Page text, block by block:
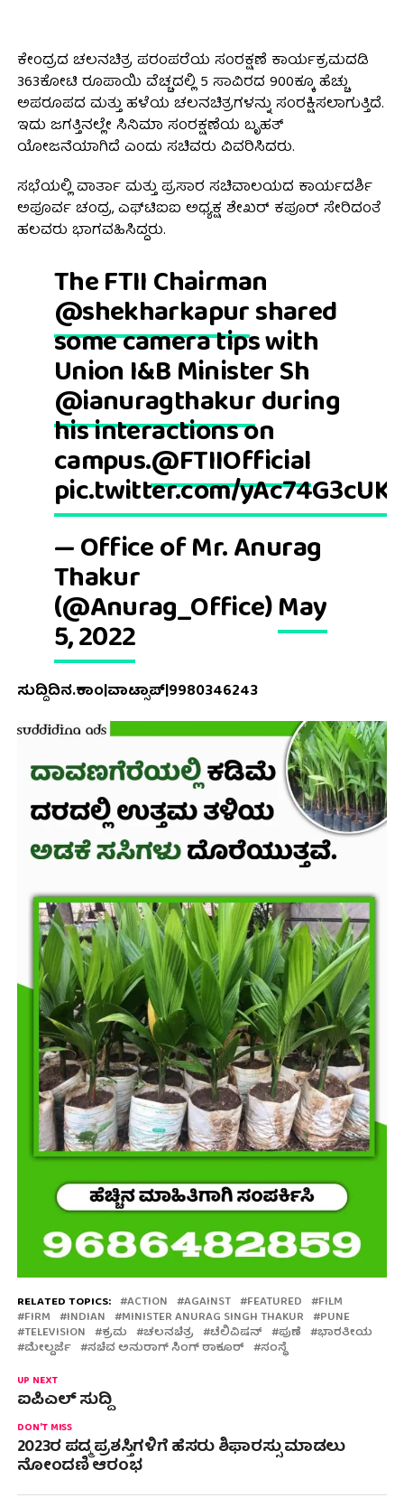
ಕೇಂದ್ರದ ಚಲನಚಿತ್ರ ಪರಂಪರೆಯ ಸಂರಕ್ಷಣೆ ಕಾರ್ಯಕ್ರಮದಡಿ
363ಕೋಟಿ ರೂಪಾಯಿ ವೆಚ್ಚದಲ್ಲಿ 5 ಸಾವಿರದ 900ಕ್ಕೂ ಹೆಚ್ಚು
ಅಪರೂಪದ ಮತ್ತು ಹಳೆಯ ಚಲನಚಿತ್ರಗಳನ್ನು ಸಂರಕ್ಷಿಸಲಾಗುತ್ತಿದೆ.
ಇದು ಜಗತ್ತಿನಲ್ಲೇ ಸಿನಿಮಾ ಸಂರಕ್ಷಣೆಯ ಬೃಹತ್
ಯೋಜನೆಯಾಗಿದೆ ಎಂದು ಸಚಿವರು ವಿವರಿಸಿದರು.
ಸಭೆಯಲ್ಲಿ ವಾರ್ತಾ ಮತ್ತು ಪ್ರಸಾರ ಸಚಿವಾಲಯದ ಕಾರ್ಯದರ್ಶಿ
ಅಪೂರ್ವ ಚಂದ್ರ, ಎಫ್‌ಟಿಐಐ ಅಧ್ಯಕ್ಷ ಶೇಖರ್ ಕಪೂರ್ ಸೇರಿದಂತೆ
ಹಲವರು ಭಾಗವಹಿಸಿದ್ದರು.
The FTII Chairman
@shekharkapurshared
some camera tips with
Union I&B Minister Sh
@ianuragthakurduring
his interactions on
campus.@FTIIOfficial
pic.twitter.com/yAc74G3cUK
— Office of Mr. Anurag
Thakur
(@Anurag_Office)May
5, 2022
ಸುದ್ದಿದಿನ.ಕಾಂ|ವಾಟ್ಸಾಪ್|9980346243
RELATED TOPICS: ACTION AGAINST FEATURED FILM
FIRM INDIAN MINISTER ANURAG SINGH THAKUR PUNE
TELEVISION ಕ್ರಮ ಚಲನಚಿತ್ರ ಟೆಲಿವಿಷನ್ ಪುಣೆ ಭಾರತೀಯ
ಮೇಲ್ದರ್ಜೆ ಸಚಿವ ಅನುರಾಗ್ ಸಿಂಗ್ ಠಾಕೂರ್ ಸಂಸ್ಥೆ
UP NEXT
ಐಪಿಎಲ್ ಸುದ್ದಿ
DON'T MISS
2023ರ ಪದ್ಮ ಪ್ರಶಸ್ತಿಗಳಿಗೆ ಹೆಸರು ಶಿಫಾರಸ್ಸು ಮಾಡಲು
ನೋಂದಣಿ ಆರಂಭ